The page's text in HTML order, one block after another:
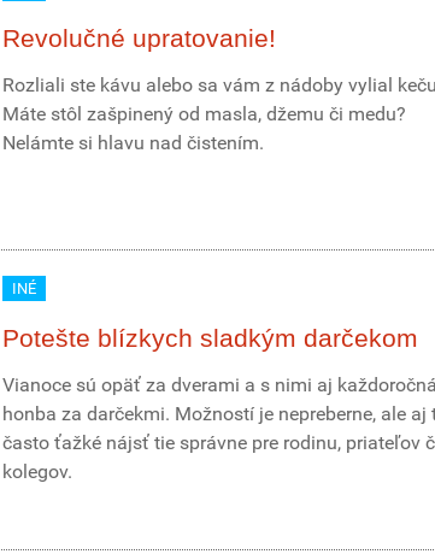
Revolučné upratovanie!
Rozliali ste kávu alebo sa vám z nádoby vylial
Máte stôl zašpinený od masla, džemu či medu?
Nelámte si hlavu nad čistením.
INÉ
Potešte blízkych sladkým darčekom
Vianoce sú opäť za dverami a s nimi aj každoročná
honba za darčekmi. Možností je nepreberne, ale aj
často ťažké nájsť tie správne pre rodinu, priateľov
kolegov.